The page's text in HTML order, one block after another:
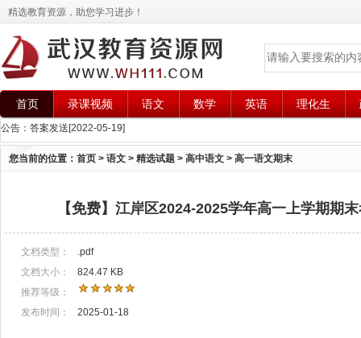
精选教育资源，助您学习进步！
首页 录课视频 语文 数学 英语 理化生
公告： 答案发送 [2022-05-19]
您当前的位置： 首页 > 语文 > 精选试题 > 高中语文 > 高一语文期末
【免费】江岸区2024-2025学年高一上学期期
文档类型：
.pdf
文档大小：
824.47 KB
推荐等级：
发布时间：
2025-01-18